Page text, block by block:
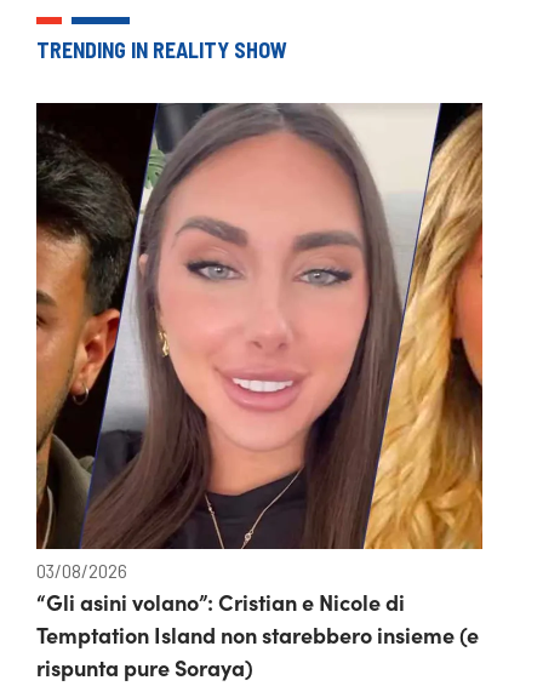
TRENDING IN REALITY SHOW
03/08/2026
“Gli asini volano”: Cristian e Nicole di
Temptation Island non starebbero insieme (e
rispunta pure Soraya)